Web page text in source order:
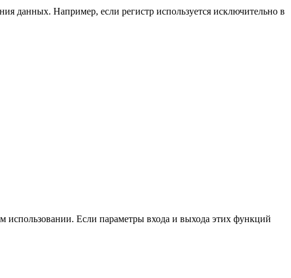
данных. Например, если регистр используется исключительно в
Если параметры входа и выхода этих функций